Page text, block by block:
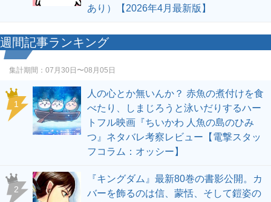
あり）【2026年4月最新版】
週間記事ランキング
集計期間： 07月30日〜08月05日
1
人の心とか無いんか？ 赤魚の煮付けを食
べたり、しまじろうと泳いだりするハー
トフル映画『ちいかわ 人魚の島のひみ
つ』ネタバレ考察レビュー【電撃スタッ
フコラム：オッシー】
2
『キングダム』最新80巻の書影公開。カ
バーを飾るのは信、蒙恬、そして鎧姿の